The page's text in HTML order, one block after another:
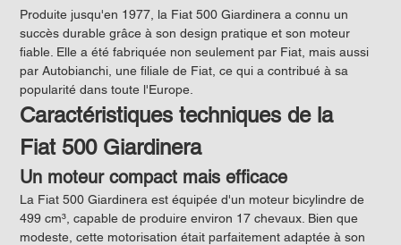
Produite jusqu'en 1977, la Fiat 500 Giardinera a connu un
succès durable grâce à son design pratique et son moteur
fiable. Elle a été fabriquée non seulement par Fiat, mais aussi
par Autobianchi, une filiale de Fiat, ce qui a contribué à sa
popularité dans toute l'Europe.
Caractéristiques techniques de la
Fiat 500 Giardinera
Un moteur compact mais efficace
La Fiat 500 Giardinera est équipée d'un moteur bicylindre de
499 cm³, capable de produire environ 17 chevaux. Bien que
modeste, cette motorisation était parfaitement adaptée à son